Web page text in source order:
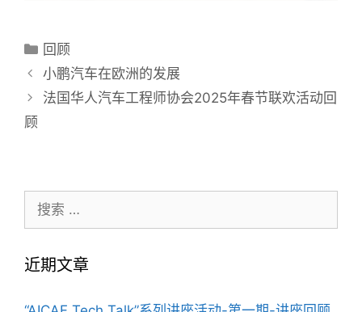
分
类
目
录
回顾
文
章
航
小鹏汽车在欧洲的发展
法国华人汽车工程师协会2025年春节联欢活动回
顾
索：
近期文章